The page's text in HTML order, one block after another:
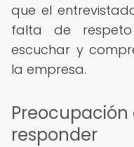
que el
falta de
escuchar y
la empresa.
Preocupación
responder